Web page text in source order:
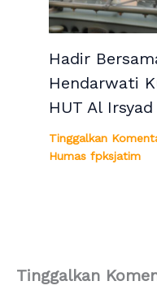
Hadir
Hendarwati
HUT Al
Tinggalkan
Humas fpksjatim
Tinggalkan